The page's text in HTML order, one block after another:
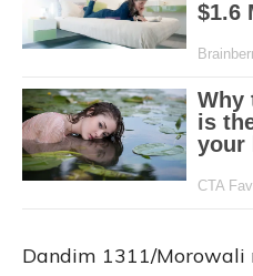
Dandim 1311/